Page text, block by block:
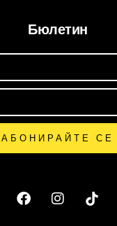
Бюлетин
АБОНИРАЙТЕ СЕ